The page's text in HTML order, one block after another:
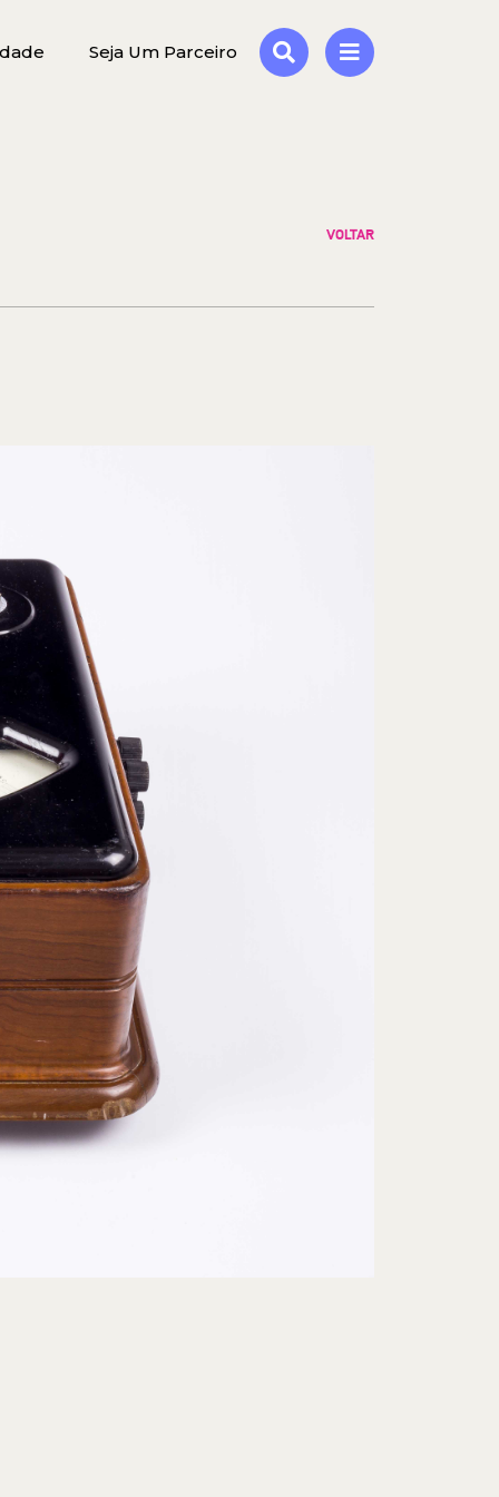
Seja Um Parceiro
VOLTAR